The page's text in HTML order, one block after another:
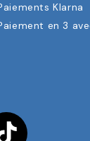
Klarna
en 3